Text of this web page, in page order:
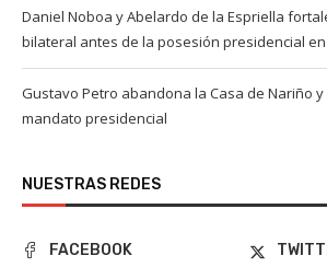
Daniel Noboa y Abelardo de la Espriella
bilateral antes de la posesión presidencial
Gustavo Petro abandona la Casa de Nariño
mandato presidencial
NUESTRAS REDES
FACEBOOK